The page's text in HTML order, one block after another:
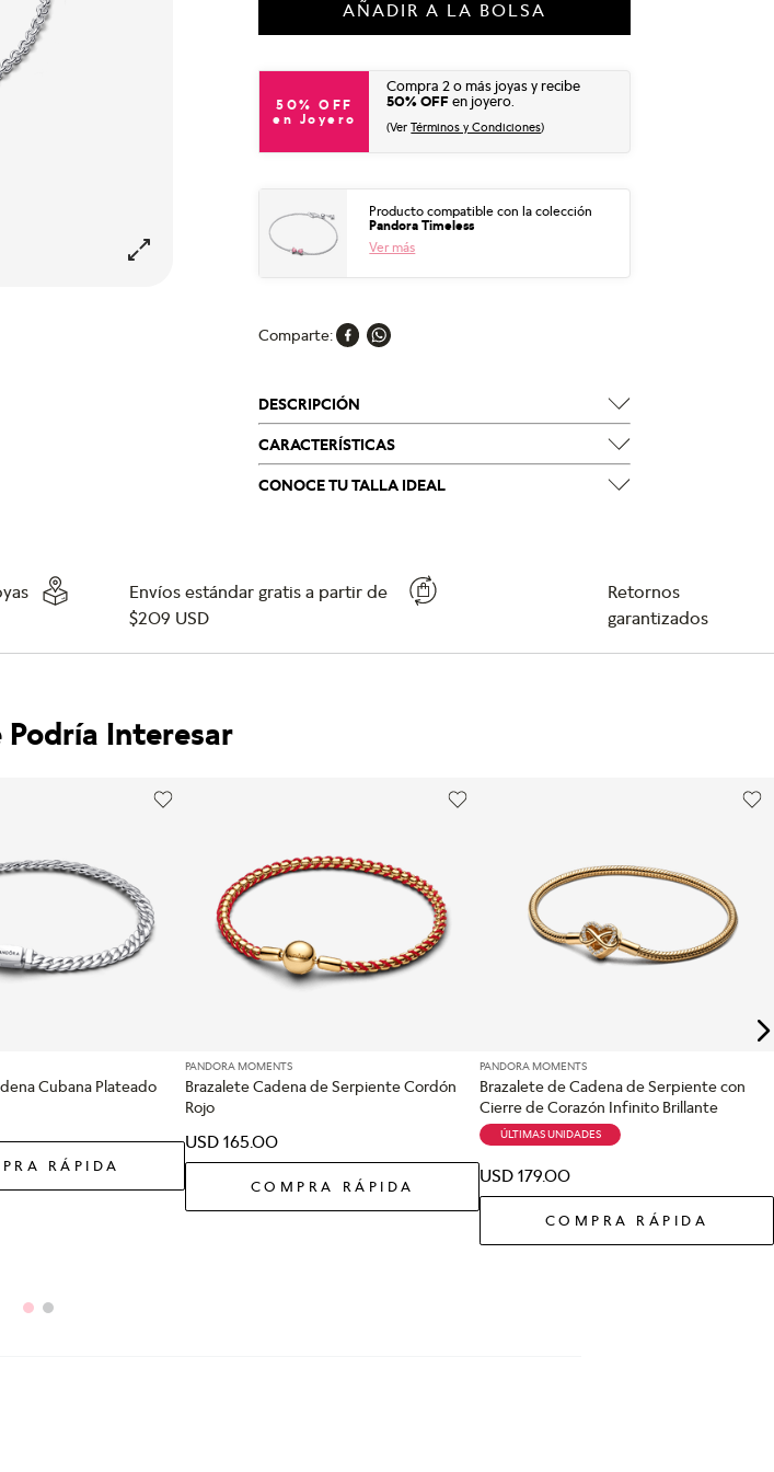
AÑADIR A LA BOLSA
50% OFF
en Joyero
Compra 2 o más joyas y recibe
50% OFFen joyero.
(VerTérminos y Condiciones)
Producto compatible con la colección
Pandora Timeless
Ver más
Comparte
DESCRIPCIÓN
CARACTERÍSTICAS
CONOCE TU TALLA IDEAL
Envíos estándar gratis a partir de
$209 USD
Retornos
garantizados
Podría Interesar
Cubana Plateado
RÁPIDA
PANDORA MOMENTS
Brazalete Cadena de Serpiente Cordón
Rojo
USD 165.00
COMPRA RÁPIDA
PANDORA MOMENTS
Brazalete de Cadena de Serpiente con
Cierre de Corazón Infinito Brillante
ÚLTIMAS UNIDADES
USD 179.00
COMPRA RÁPIDA